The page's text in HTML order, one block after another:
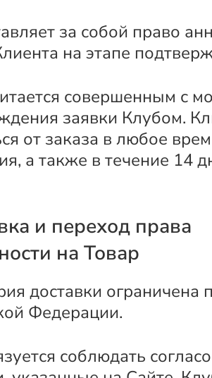
за собой право
на этапе
совершенным с
заявки Клубом.
от заказа в любое
а также в течение 14
и переход права
на Товар
доставки ограничена
Федерации.
соблюдать